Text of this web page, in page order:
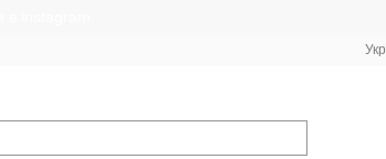
Укр